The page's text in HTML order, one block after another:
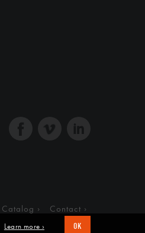
Catalog Contact
Learn more › OK